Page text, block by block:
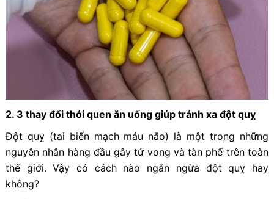
2. 3 thay đổi thói quen ăn uống giúp tránh xa đột quỵ
Đột quỵ (tai biến mạch máu não) là một trong những
nguyên nhân hàng đầu gây tử vong và tàn phế trên toàn
thế giới. Vậy có cách nào ngăn ngừa đột quỵ hay
không?